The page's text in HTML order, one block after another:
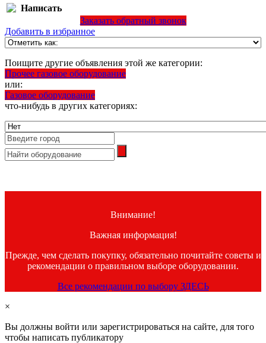
Написать
Заказать обратный звонок
Добавить в избранное
Поищите другие объявления этой же категории:
Прочее газовое оборудование
или:
Газовое оборудование
что-нибудь в других категориях:
Внимание!
Важная информация!
Прежде, чем сделать покупку, обязательно почитайте советы и
рекомендации о правильном выборе оборудовании.
Все рекомендации по выбору ЗДЕСЬ
×
Вы должны войти или зарегистрироваться на сайте, для того
чтобы написать публикатору